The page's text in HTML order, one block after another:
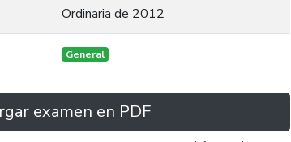
Ordinaria de 2012
General
examen en PDF